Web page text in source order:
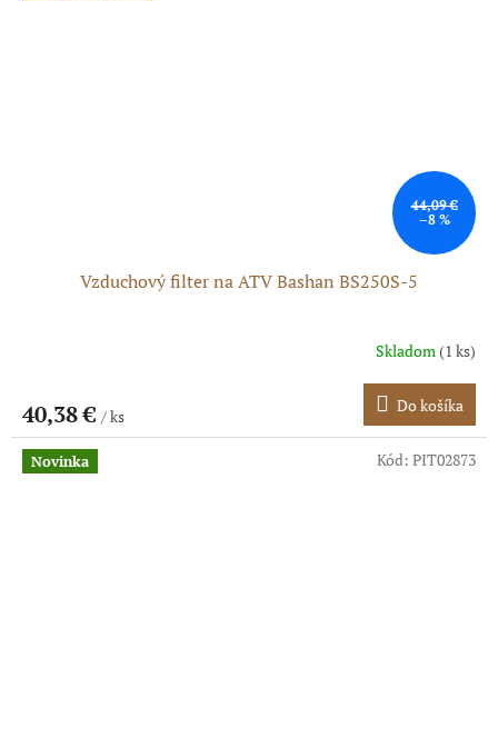
44,09 €
–8 %
Vzduchový filter na ATV Bashan BS250S-5
Skladom(1 ks)
40,38 € / ks
Do košíka
Novinka Kód: PIT02873